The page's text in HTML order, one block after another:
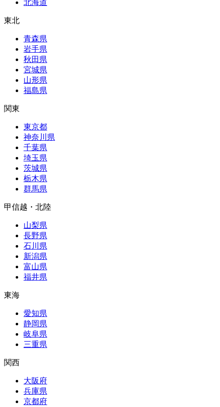
北海道
東北
青森県
岩手県
秋田県
宮城県
山形県
福島県
関東
東京都
神奈川県
千葉県
埼玉県
茨城県
栃木県
群馬県
甲信越・北陸
山梨県
長野県
石川県
新潟県
富山県
福井県
東海
愛知県
静岡県
岐阜県
三重県
関西
大阪府
兵庫県
京都府